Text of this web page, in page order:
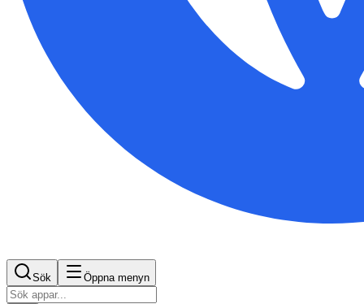
Sök Öppna menyn